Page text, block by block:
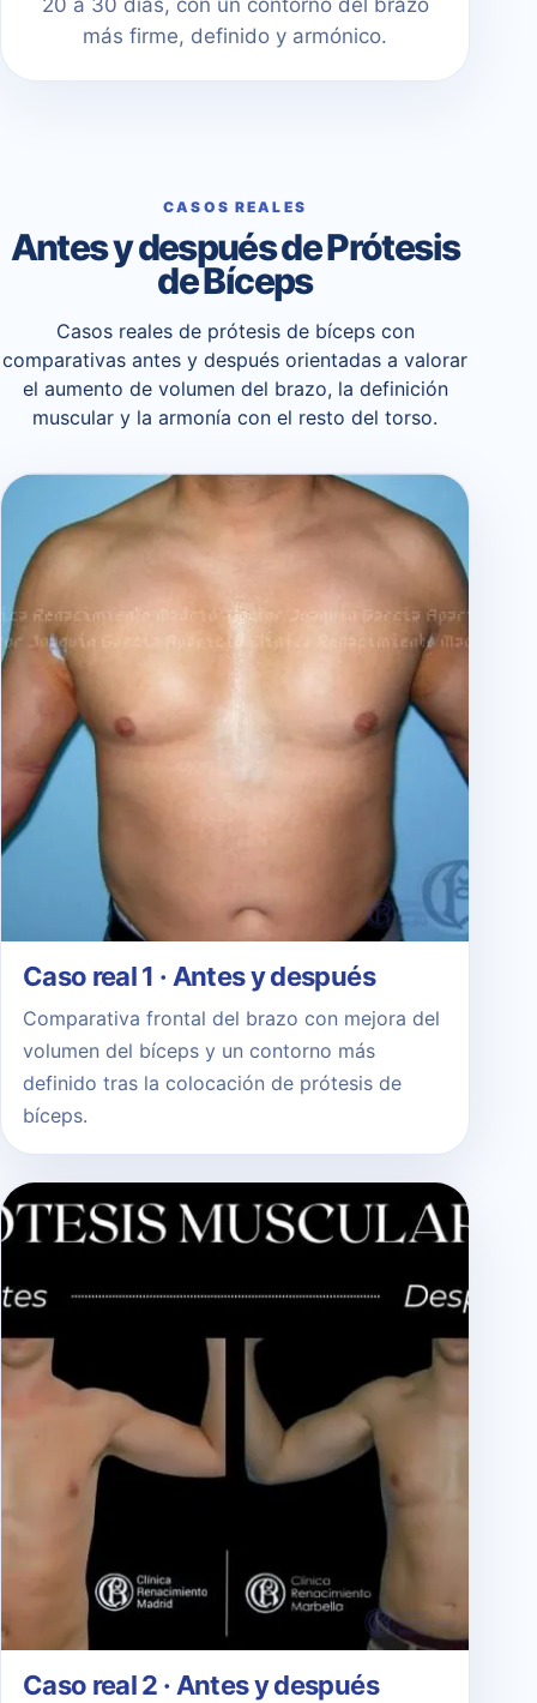
20 a 30 días, con un contorno del brazo
más firme, definido y armónico.
CASOS REALES
Antes y después de Prótesis
de Bíceps
Casos reales de prótesis de bíceps con
comparativas antes y después orientadas a valorar
el aumento de volumen del brazo, la definición
muscular y la armonía con el resto del torso.
Caso real 1 · Antes y después
Comparativa frontal del brazo con mejora del
volumen del bíceps y un contorno más
definido tras la colocación de prótesis de
bíceps.
Caso real 2 · Antes y después